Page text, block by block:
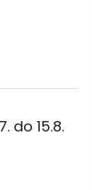
do 15.8.